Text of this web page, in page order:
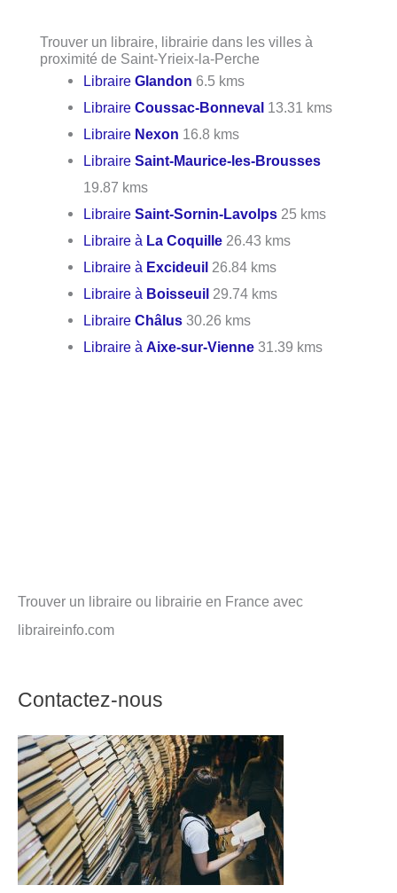
Trouver un libraire, librairie dans les villes à
proximité de Saint-Yrieix-la-Perche
LibraireGlandon 6.5 kms
LibraireCoussac-Bonneval 13.31 kms
Libraire Nexon 16.8 kms
LibraireSaint-Maurice-les-Brousses
19.87 kms
LibraireSaint-Sornin-Lavolps 25 kms
Libraire à La Coquille 26.43 kms
Libraire à Excideuil 26.84 kms
Libraire à Boisseuil 29.74 kms
LibraireChâlus 30.26 kms
Libraire àAixe-sur-Vienne 31.39 kms
Trouver un libraire ou librairie en France avec
libraireinfo.com
Contactez-nous